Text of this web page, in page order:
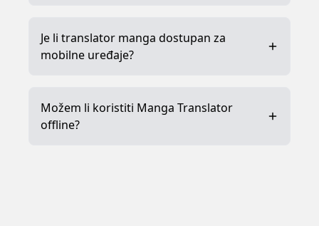
Je li translator manga dostupan za
mobilne uređaje?
Možem li koristiti Manga Translator
offline?